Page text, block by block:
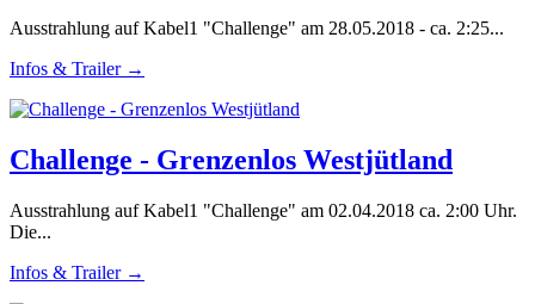
Ausstrahlung auf Kabel1 "Challenge" am 28.05.2018 - ca. 2:25...
Infos & Trailer →
Challenge - Grenzenlos Westjütland
Ausstrahlung auf Kabel1 "Challenge" am 02.04.2018 ca. 2:00 Uhr.
Die...
Infos & Trailer →